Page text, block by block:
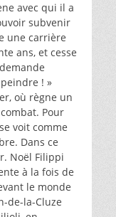
avec qui il a
subvenir
une carrière
ans, et cesse
! »
où règne un
Pour
voit comme
Dans ce
Noël Filippi
à la fois de
le monde
de-la-Cluze